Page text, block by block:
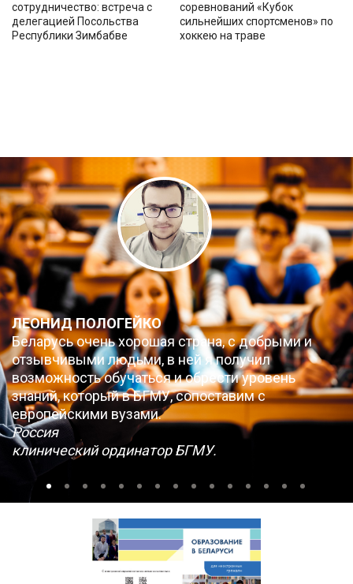
сотрудничество: встреча с
делегацией Посольства
Республики Зимбабве
соревнований «Кубок
сильнейших спортсменов» по
хоккею на траве
ЛЕОНИД ПОЛОГЕЙКО
Беларусь очень хорошая страна, с добрыми и
отзывчивыми людьми, в ней я получил
возможность обучаться и обрести уровень
знаний, который в БГМУ, сопоставим с
европейскими вузами.
Россия
клинический ординатор БГМУ.